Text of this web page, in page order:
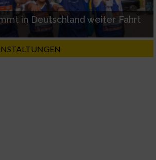
in Deutschland weiter Fahrt